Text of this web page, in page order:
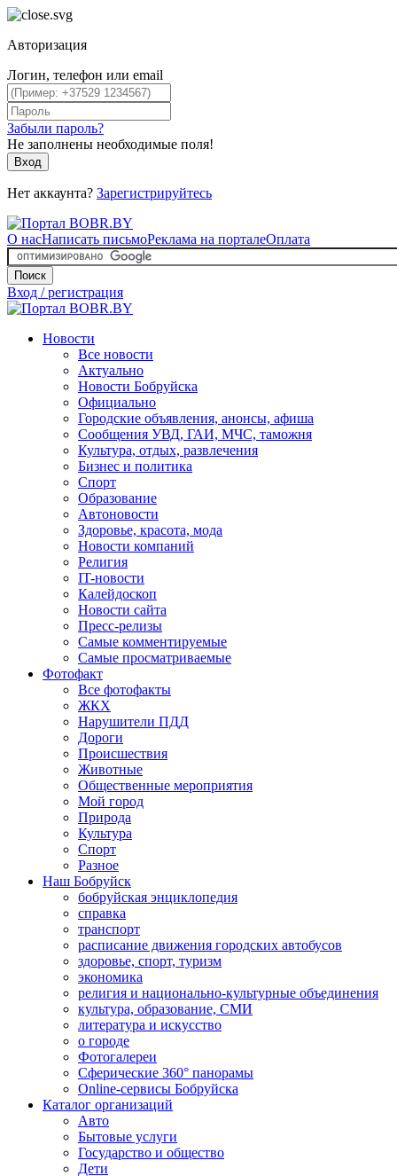
Авторизация
Логин, телефон или email
Забыли пароль?
Не заполнены необходимые поля!
Вход
Нет аккаунта? Зарегистрируйтесь
О насНаписать письмоРеклама на порталеОплата
Поиск
Вход / регистрация
Новости
Все новости
Актуально
Новости Бобруйска
Официально
Городские объявления, анонсы, афиша
Сообщения УВД, ГАИ, МЧС, таможня
Культура, отдых, развлечения
Бизнес и политика
Спорт
Образование
Автоновости
Здоровье, красота, мода
Новости компаний
Религия
IT-новости
Калейдоскоп
Новости сайта
Пресс-релизы
Самые комментируемые
Самые просматриваемые
Фотофакт
Все фотофакты
ЖКХ
Нарушители ПДД
Дороги
Происшествия
Животные
Общественные мероприятия
Мой город
Природа
Культура
Спорт
Разное
Наш Бобруйск
бобруйская энциклопедия
справка
транспорт
расписание движения городских автобусов
здоровье, спорт, туризм
экономика
религия и национально-культурные объединения
культура, образование, СМИ
литература и искусство
о городе
Фотогалереи
Сферические 360° панорамы
Online-сервисы Бобруйска
Каталог организаций
Авто
Бытовые услуги
Государство и общество
Дети